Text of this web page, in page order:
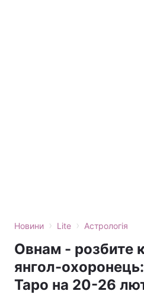
Новини › Lite › Астрологія
Овнам - розбите
янгол-
Таро на 20-26